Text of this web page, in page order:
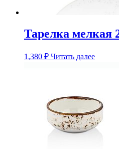
Тарелка мелкая
1,380 ₽ Читать далее